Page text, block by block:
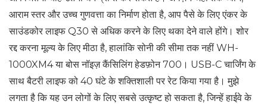
आराम स्तर और उच्च गुणवत्ता का निर्माण होता है, आप पैसे के लिए एंकर के
साउंडकोर लाइफ Q30 से अधिक करने के लिए थका देने वाले होंगे। शोर
रद्द करना मूल्य के लिए मीठा है, हालांकि सोनी की सीमा तक नहीं WH-
1000XM4 या बोस नॉइज़ कैंसिलिंग हेडफ़ोन 700। USB-C चार्जिंग के
साथ बैटरी लाइफ को 40 घंटे के शक्तिशाली पर रेट किया गया है। मुझे
लगता है कि यह उन लोगों के लिए सबसे उत्कृष्ट हो सकता है, जिन्हें हाईवे के